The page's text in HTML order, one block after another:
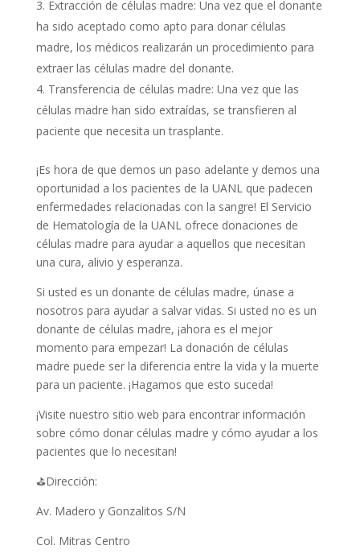
Extracción de células madre: Una vez que el donante
ha sido aceptado como apto para donar células
madre, los médicos realizarán un procedimiento para
extraer las células madre del donante.
Transferencia de células madre: Una vez que las
células madre han sido extraídas, se transfieren al
paciente que necesita un trasplante.
¡Es hora de que demos un paso adelante y demos una
oportunidad a los pacientes de la UANL que padecen
enfermedades relacionadas con la sangre! El Servicio
de Hematología de la UANL ofrece donaciones de
células madre para ayudar a aquellos que necesitan
una cura, alivio y esperanza.
Si usted es un donante de células madre, únase a
nosotros para ayudar a salvar vidas. Si usted no es un
donante de células madre, ¡ahora es el mejor
momento para empezar! La donación de células
madre puede ser la diferencia entre la vida y la muerte
para un paciente. ¡Hagamos que esto suceda!
¡Visite nuestro sitio web para encontrar información
sobre cómo donar células madre y cómo ayudar a los
pacientes que lo necesitan!
⛳️Dirección:
Av. Madero y Gonzalitos S/N
Col. Mitras Centro